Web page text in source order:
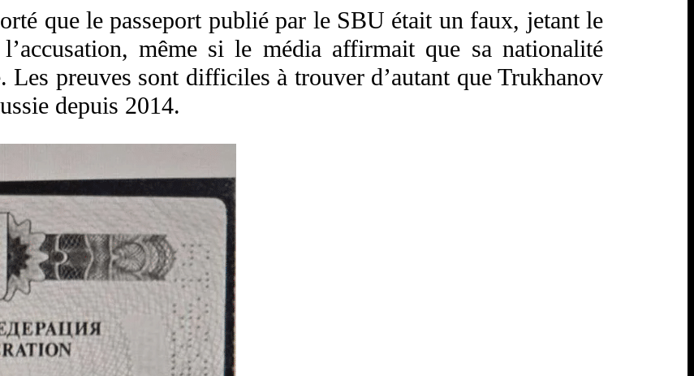
que le passeport publié par le SBU était un faux, jetant le
même si le média affirmait que sa nationalité
Les preuves sont difficiles à trouver d’autant que Trukhanov
depuis 2014.